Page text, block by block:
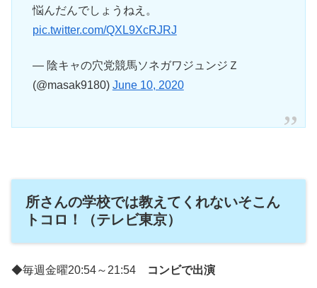
悩んだんでしょうねえ。
pic.twitter.com/QXL9XcRJRJ
— 陰キャの穴党競馬ソネガワジュンジＺ
(@masak9180) June 10, 2020
所さんの学校では教えてくれないそこん
トコロ！（テレビ東京）
◆毎週金曜20:54～21:54 コンビで出演